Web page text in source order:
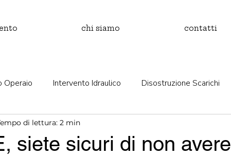
chi siamo contatti
Operaio Intervento Idraulico Disostruzione Scarichi
siete sicuri di non avere
di lettura: 2 min